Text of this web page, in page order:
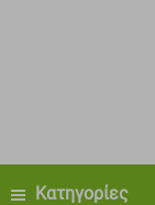
Κατηγορίες